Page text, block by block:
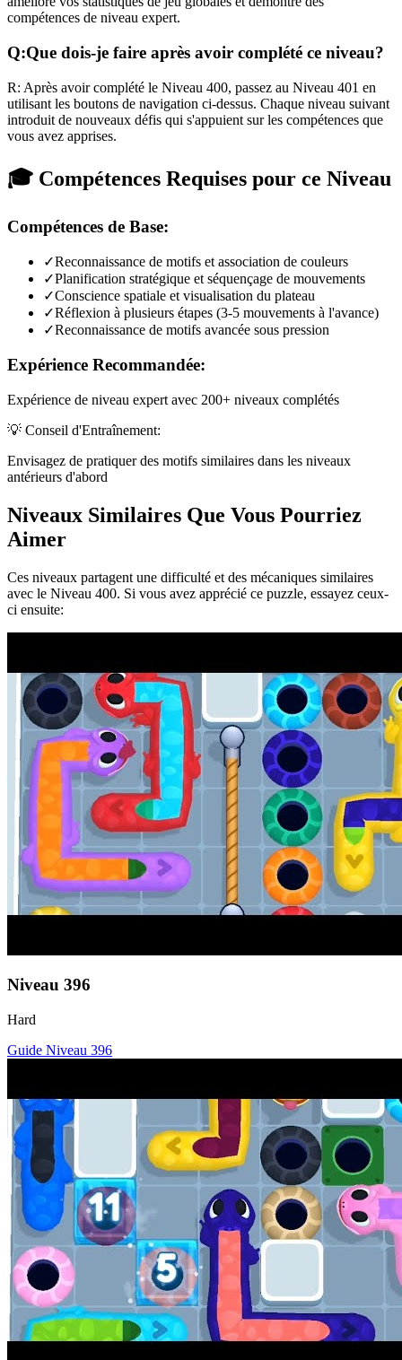
compétences de niveau expert.
Q:Que dois-je faire après avoir complété ce niveau?
R: Après avoir complété le Niveau 400, passez au Niveau 401 en
utilisant les boutons de navigation ci-dessus. Chaque niveau suivant
introduit de nouveaux défis qui s'appuient sur les compétences que
vous avez apprises.
🎓 Compétences Requises pour ce Niveau
Compétences de Base:
✓Reconnaissance de motifs et association de couleurs
✓Planification stratégique et séquençage de mouvements
✓Conscience spatiale et visualisation du plateau
✓Réflexion à plusieurs étapes (3-5 mouvements à l'avance)
✓Reconnaissance de motifs avancée sous pression
Expérience Recommandée:
Expérience de niveau expert avec 200+ niveaux complétés
💡 Conseil d'Entraînement:
Envisagez de pratiquer des motifs similaires dans les niveaux
antérieurs d'abord
Niveaux Similaires Que Vous Pourriez
Aimer
Ces niveaux partagent une difficulté et des mécaniques similaires
avec le Niveau 400. Si vous avez apprécié ce puzzle, essayez ceux-
ci ensuite:
Niveau 396
Hard
Guide Niveau 396